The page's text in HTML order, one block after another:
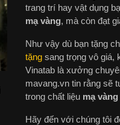
trang trí hay vật dụng
mạ vàng, mà còn đạt
Như vậy dù bạn tặng
tặngsang trọng vô giá,
Vinatab là xưởng
mavang.vn tin rằng sẽ
trong chất liệu mạ vàng
Hãy đến với chúng tôi